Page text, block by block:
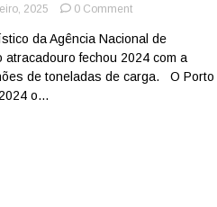
2025 0 Commenton
de
Suape
conquista
da Agência Nacional de
fechou 2024 com a
de toneladas de carga. O Porto
o...